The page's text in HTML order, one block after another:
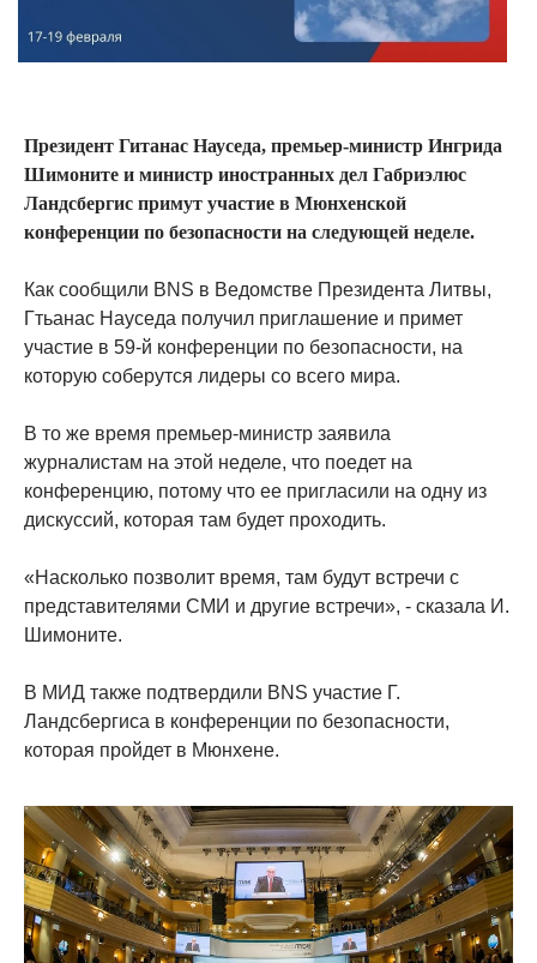
Президент Гитанас Науседа, премьер-министр Ингрида
Шимоните и министр иностранных дел Габриэлюс
Ландсбергис примут участие в Мюнхенской
конференции по безопасности на следующей неделе.
Как сообщили BNS в Ведомстве Президента Литвы,
Гтьанас Науседа получил приглашение и примет
участие в 59-й конференции по безопасности, на
которую соберутся лидеры со всего мира.
В то же время премьер-министр заявила
журналистам на этой неделе, что поедет на
конференцию, потому что ее пригласили на одну из
дискуссий, которая там будет проходить.
«Насколько позволит время, там будут встречи с
представителями СМИ и другие встречи», - сказала И.
Шимоните.
В МИД также подтвердили BNS участие Г.
Ландсбергиса в конференции по безопасности,
которая пройдет в Мюнхене.